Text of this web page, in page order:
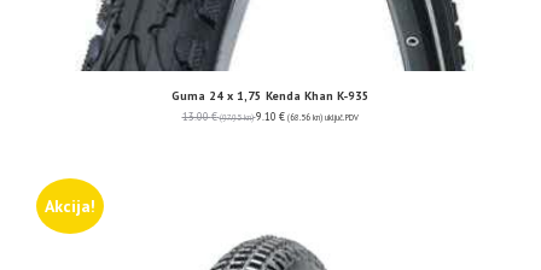
Guma 24 x 1,75 Kenda Khan K-935
13.00€ (97.95 kn) 9.10 € (68.56 kn) uključ. PDV
Akcija!